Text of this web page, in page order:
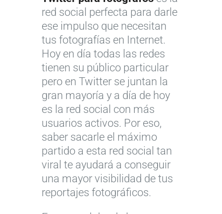
red social perfecta para darle
ese impulso que necesitan
tus fotografías en Internet.
Hoy en día todas las redes
tienen su público particular
pero en Twitter se juntan la
gran mayoría y a día de hoy
es la red social con más
usuarios activos. Por eso,
saber sacarle el máximo
partido a esta red social tan
viral te ayudará a conseguir
una mayor visibilidad de tus
reportajes fotográficos.